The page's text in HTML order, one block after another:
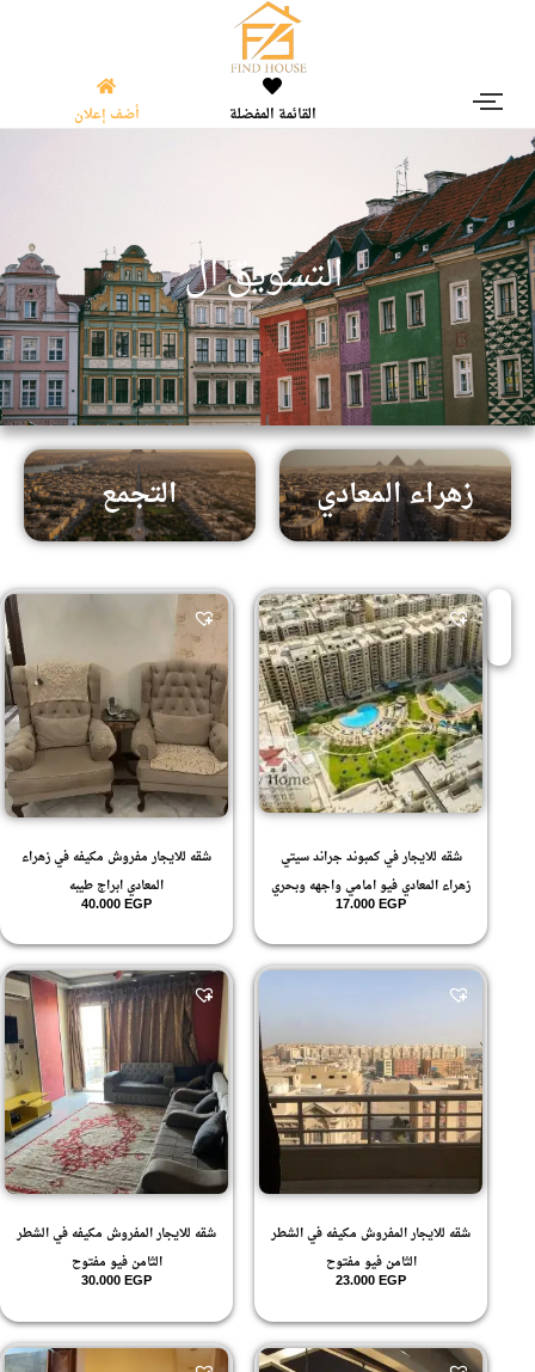
القائمة المفضلة أضف إعلان
التسويقالعقار |
زهراء المعادي التجمع
شقه للايجار في كمبوند جراند سيتي
زهراء المعادي فيو امامي واجهه وبحري
17.000EGP
شقه للايجار مفروش مكيفه في زهراء
المعادي ابراج طيبه
40.000EGP
شقه للايجار المفروش مكيفه في الشطر
الثامن فيو مفتوح
23.000EGP
شقه للايجار المفروش مكيفه في الشطر
الثامن فيو مفتوح
30.000EGP